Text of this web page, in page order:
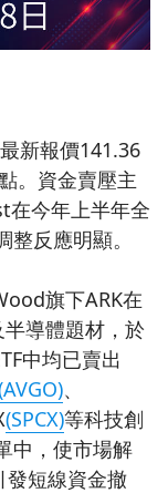
新報價141.36
。資金賣壓主
在今年上半年全
反應明顯。
旗下ARK在
導體題材，於
中均已賣出
、
(SPCX)等科技創
中，使市場解
發短線資金撤